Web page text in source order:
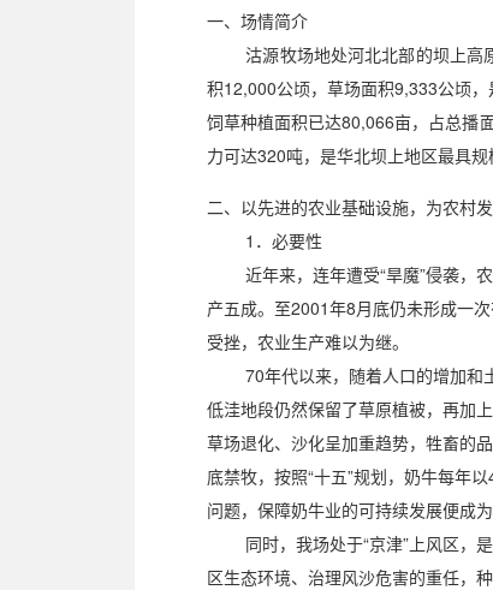
一、场情简介
沽源牧场地处河北北部的坝上高原
积12,000公顷，草场面积9,333公顷
饲草种植面积已达80,066亩，占总播
力可达320吨，是华北坝上地区最具规
二、以先进的农业基础设施，为农村
1．必要性
近年来，连年遭受“旱魔”侵袭，农
产五成。至2001年8月底仍未形成一
受挫，农业生产难以为继。
70年代以来，随着人口的增加和土
低洼地段仍然保留了草原植被，再加
草场退化、沙化呈加重趋势，牲畜的
底禁牧，按照“十五”规划，奶牛每年
问题，保障奶牛业的可持续发展便成
同时，我场处于“京津”上风区，是
区生态环境、治理风沙危害的重任，